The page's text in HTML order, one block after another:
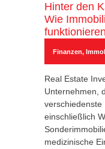
Hinter den
Wie
funktionieren
Finanzen,
Real Estate
Unternehmen,
verschiedenste
einschließlich
medizinische